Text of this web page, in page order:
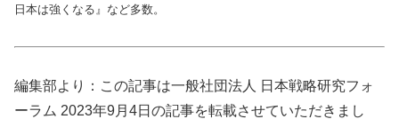
日本は強くなる』など多数。
編集部より：この記事は一般社団法人 日本戦略研究フォ
ーラム 2023年9月4日の記事を転載させていただきまし